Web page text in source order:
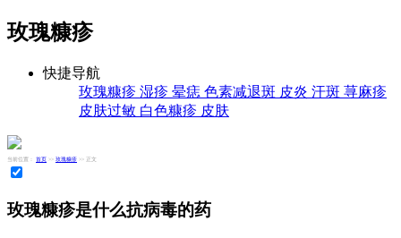
玫瑰糠疹
快捷导航
玫瑰糠疹 湿疹 晕痣 色素减退斑 皮炎 汗斑 荨麻疹
皮肤过敏 白色糠疹 皮肤
当前位置： 首页 >> 玫瑰糠疹 >> 正文
玫瑰糠疹是什么抗病毒的药